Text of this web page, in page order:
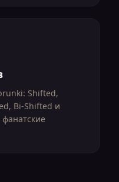
Shifted,
Bi-Shifted и